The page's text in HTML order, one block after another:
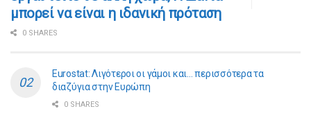
μπορεί να είναι η ιδανική πρόταση
0 SHARES
Eurostat: Λιγότεροι οι γάμοι και… περισσότερα τα
διαζύγια στην Ευρώπη
0 SHARES